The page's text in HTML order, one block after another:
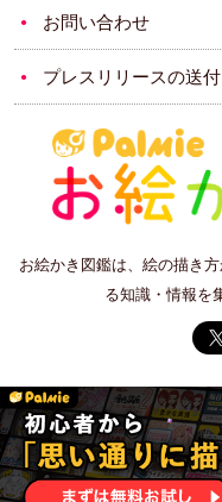
お問い合わせ
プレスリリースの送付
お絵かき図鑑は、絵の描き
る知識・情報を